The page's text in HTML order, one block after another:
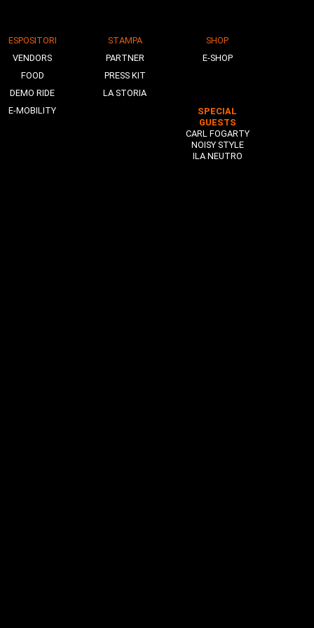
ESPOSITORI
VENDORS
FOOD
DEMO RIDE
E-MOBILITY
STAMPA
PARTNER
PRESS KIT
LA STORIA
SHOP
E-SHOP
SPECIAL
GUESTS
CARL FOGARTY
NOISY STYLE
ILA NEUTRO